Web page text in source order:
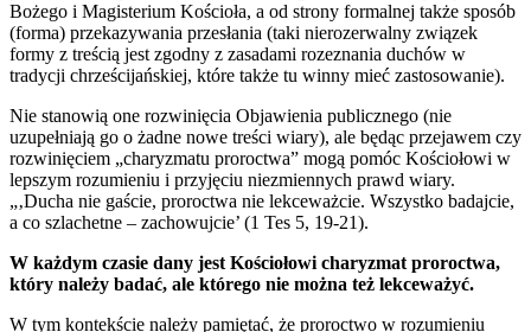
Bożego i Magisterium Kościoła, a od strony formalnej także sposób
(forma) przekazywania przesłania (taki nierozerwalny związek
formy z treścią jest zgodny z zasadami rozeznania duchów w
tradycji chrześcijańskiej, które także tu winny mieć zastosowanie).
Nie stanowią one rozwinięcia Objawienia publicznego (nie
uzupełniają go o żadne nowe treści wiary), ale będąc przejawem czy
rozwinięciem „charyzmatu proroctwa” mogą pomóc Kościołowi w
lepszym rozumieniu i przyjęciu niezmiennych prawd wiary.
„‚Ducha nie gaście, proroctwa nie lekceważcie. Wszystko badajcie,
a co szlachetne – zachowujcie’ (1 Tes 5, 19-21).
W każdym czasie dany jest Kościołowi charyzmat proroctwa,
który należy badać, ale którego nie można też lekceważyć.
W tym kontekście należy pamiętać, że proroctwo w rozumieniu